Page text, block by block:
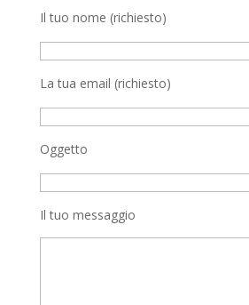
Il tuo nome (richiesto)
La tua email (richiesto)
Oggetto
Il tuo messaggio